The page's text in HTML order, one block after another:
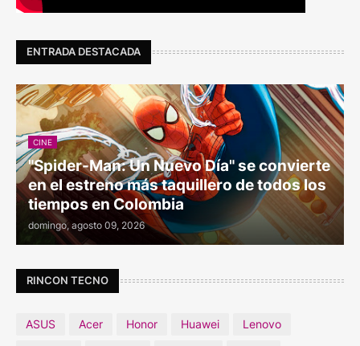
ENTRADA DESTACADA
CINE
"Spider-Man: Un Nuevo Día" se convierte
en el estreno más taquillero de todos los
tiempos en Colombia
domingo, agosto 09, 2026
RINCON TECNO
ASUS Acer Honor Huawei
Lenovo